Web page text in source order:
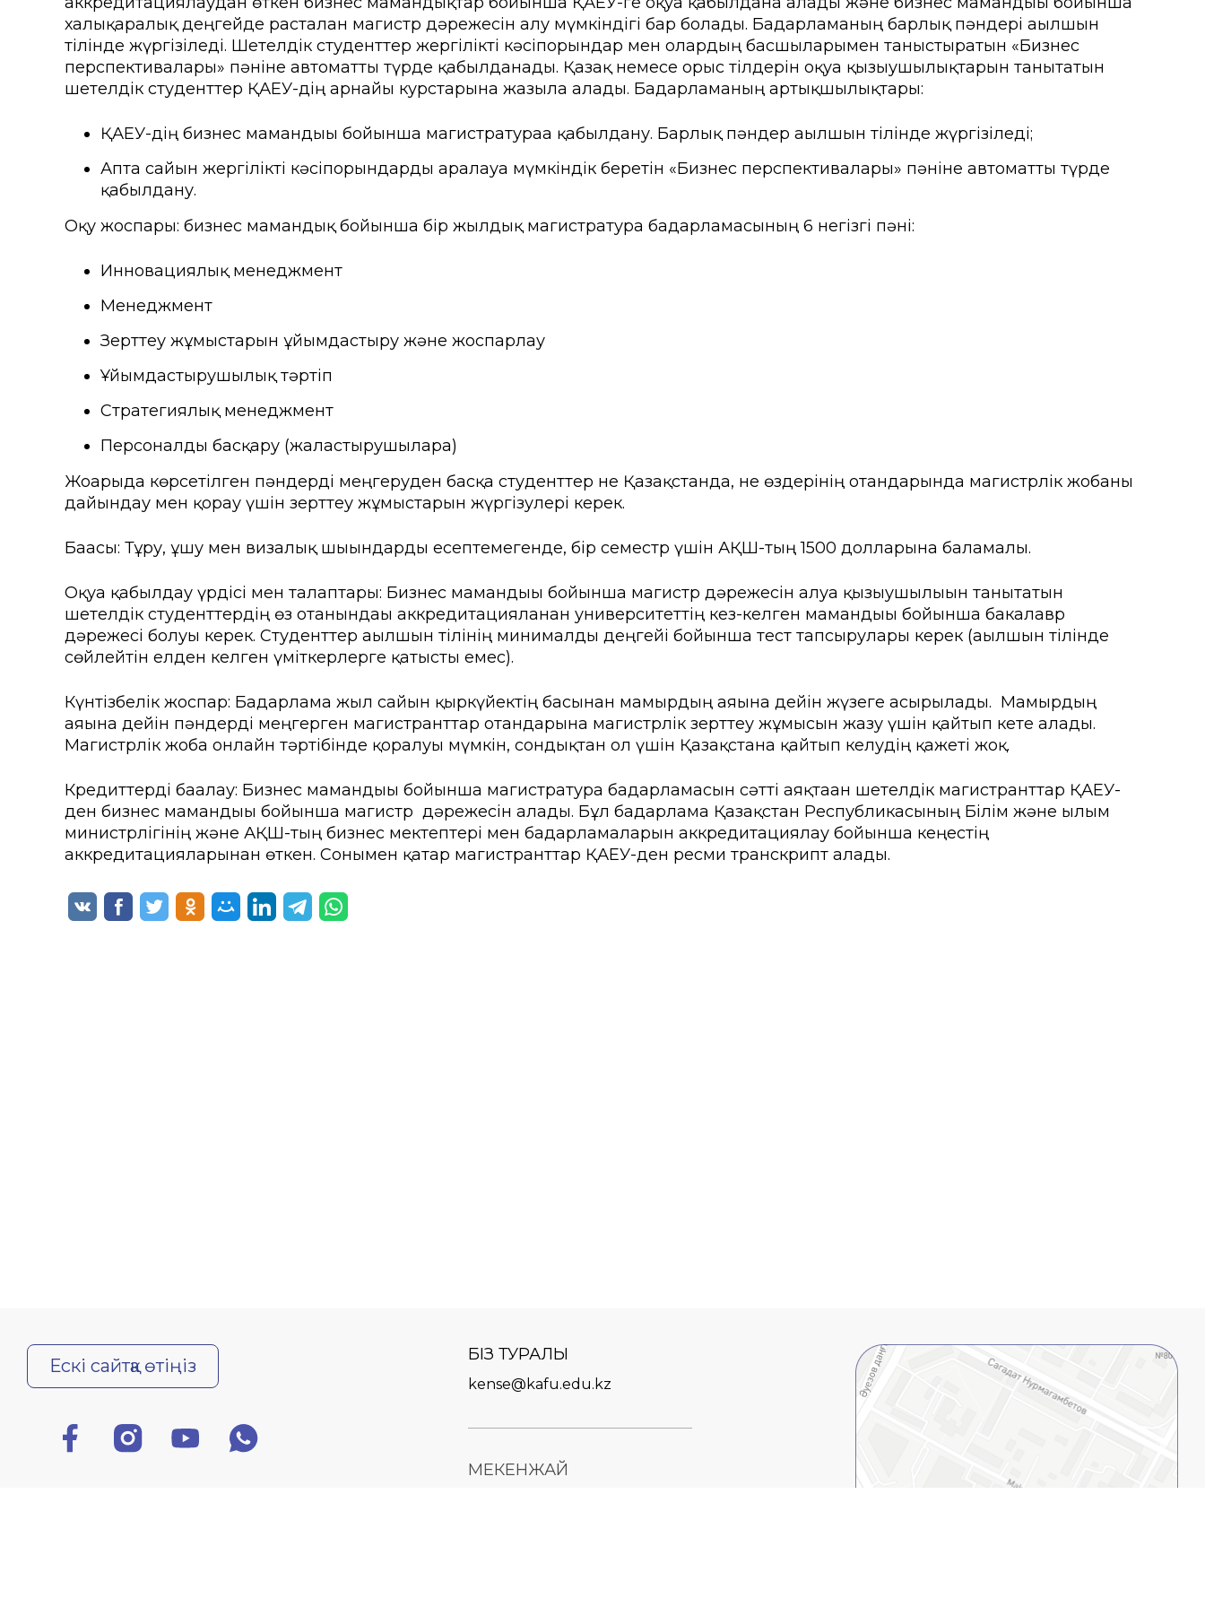
Колледждер
Нормативтік құжаттар
ҚАЕУ Президентінің үндеуі
Мекенжайлар мен телефондар
«Болашақ ұрпағы: XXI ғасыр көшбасшылары»
жобасы
Арнайы емтихан
Шетелдік студенттер үшін
Өтінішіңізді қалдырыңыз
Талапкер сауалнамасы
Creative Hub
Цифрландыру Орталығы
Мансап пен тұлғаны дамыту орталығы
Студенттерге қызмет көрсету орталығы
Проф. дамыту және өзара іс-қимыл
халықаралық деңгейде расталған магистр дәрежесін алу мүмкіндігі бар болады. Бағдарламаның барлық пәндері ағылшын
тілінде жүргізіледі. Шетелдік студенттер жергілікті кәсіпорындар мен олардың басшыларымен таныстыратын «Бизнес
перспективалары» пәніне автоматты түрде қабылданады. Қазақ немесе орыс тілдерін оқуға қызығушылықтарын танытатын
шетелдік студенттер ҚАЕУ-дің арнайы курстарына жазыла алады. Бағдарламаның артықшылықтары:
ҚАЕУ-дің бизнес мамандығы бойынша магистратураға қабылдану. Барлық пәндер ағылшын тілінде жүргізіледі;
Апта сайын жергілікті кәсіпорындарды аралауға мүмкіндік беретін «Бизнес перспективалары» пәніне автоматты түрде
қабылдану.
Оқу жоспары: бизнес мамандық бойынша бір жылдық магистратура бағдарламасының 6 негізгі пәні:
Инновациялық менеджмент
Менеджмент
Зерттеу жұмыстарын ұйымдастыру және жоспарлау
Ұйымдастырушылық тәртіп
Стратегиялық менеджмент
Персоналды басқару (жалғастырушыларға)
Жоғарыда көрсетілген пәндерді меңгеруден басқа студенттер не Қазақстанда, не өздерінің отандарында магистрлік жобаны
дайындау мен қорғау үшін зерттеу жұмыстарын жүргізулері керек.
Бағасы: Тұру, ұшу мен визалық шығындарды есептемегенде, бір семестр үшін АҚШ-тың 1500 долларына баламалы.
Оқуға қабылдау үрдісі мен талаптары: Бизнес мамандығы бойынша магистр дәрежесін алуға қызығушылығын танытатын
шетелдік студенттердің өз отанындағы аккредитацияланған университеттің кез-келген мамандығы бойынша бакалавр
дәрежесі болуы керек. Студенттер ағылшын тілінің минималды деңгейі бойынша тест тапсырулары керек (ағылшын тілінде
сөйлейтін елден келген үміткерлерге қатысты емес).
Күнтізбелік жоспар: Бағдарлама жыл сайын қыркүйектің басынан мамырдың аяғына дейін жүзеге асырылады. Мамырдың
аяғына дейін пәндерді меңгерген магистранттар отандарына магистрлік зерттеу жұмысын жазу үшін қайтып кете алады.
Магистрлік жоба онлайн тәртібінде қорғалуы мүмкін, сондықтан ол үшін Қазақстанға қайтып келудің қажеті жоқ.
Кредиттерді бағалау: Бизнес мамандығы бойынша магистратура бағдарламасын сәтті аяқтаған шетелдік магистранттар ҚАЕУ-
ден бизнес мамандығы бойынша магистр дәрежесін алады. Бұл бағдарлама Қазақстан Республикасының Білім және ғылым
министрлігінің және АҚШ-тың бизнес мектептері мен бағдарламаларын аккредитациялау бойынша кеңестің
аккредитацияларынан өткен. Сонымен қатар магистранттар ҚАЕУ-ден ресми транскрипт алады.
Ескі сайтқа өтіңіз
БІЗ ТУРАЛЫ
kense@kafu.edu.kz
МЕКЕНЖАЙ